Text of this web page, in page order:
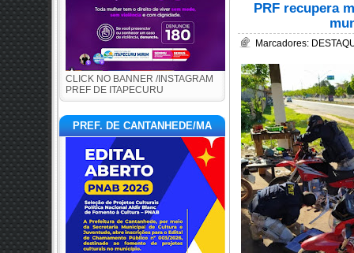
CLICK NO BANNER /INSTAGRAM
PREF DE ITAPECURU
PREF. DE CANTANHEDE/MA
PRF recupera
Marcadores: